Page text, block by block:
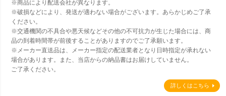
※商品により配送会社が異なります。
※破損などにより、発送が適わない場合がございます。あらかじめご了承
ください。
※交通機関の不具合や悪天候などその他の不可抗力が生じた場合には、商
品の到着時間帯が前後することがありますのでご了承願います。
※メーカー直送品は、メーカー指定の配送業者となり日時指定が承れない
場合があります。また、当店からの納品書はお届けしていません。
ご了承ください。
詳しくはこちら